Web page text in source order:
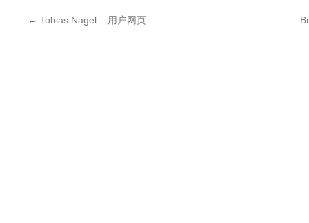
← Tobias Nagel – 用户网页